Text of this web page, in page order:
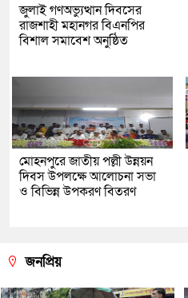
জুলাই গণঅভ্যুত্থান দিবসের
রাজশাহী মহানগর বিএনপির
বিশাল সমাবেশ অনুষ্ঠিত
মোহনপুরে জাতীয় পল্লী উন্নয়ন
দিবস উপলক্ষে আলোচনা সভা
ও বিভিন্ন উপকরণ বিতরণ
জনপ্রিয়